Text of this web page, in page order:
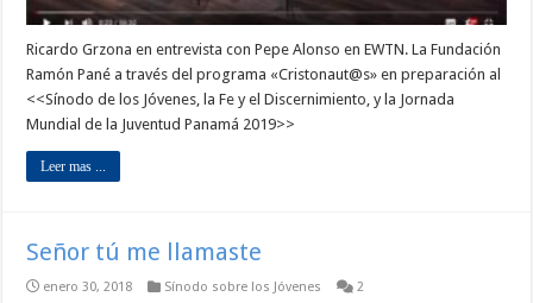
Ricardo Grzona en entrevista con Pepe Alonso en EWTN. La Fundación
Ramón Pané a través del programa «Cristonaut@s» en preparación al
<<Sínodo de los Jóvenes, la Fe y el Discernimiento, y la Jornada
Mundial de la Juventud Panamá 2019>>
Leer mas ...
Señor tú me llamaste
enero 30, 2018 Sínodo sobre los Jóvenes 2